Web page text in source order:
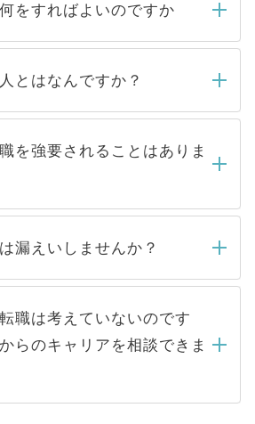
をすればよいのですか
きましたら、弊社担当者がご
確認し、その後メールもしくは
5営業日以内にはご連絡をせて
すので、しばらくお待ちくださ
とはなんですか？
で取り扱っている求人の
、Webサイトからご覧いただ
公開求人」です。非公開求人は
によって、一般には公開してい
避けるため 人気のある医療機
しまうと、応募が殺到する場
関が求める条件に合った人材の
介会社に依頼するケースが増え
を強要されることはありま
強要することは一切ありませ
仮に応募先から内定をいただい
必要はありません。内定先へ
絡はキャリアパートナーが行い
漏えいしませんか？
えいすることはありませんの
ください。当サイトからの登録
したご登録者様の個人情報は、
ャリアアップおよび転職活動の
に使用いたします。お預かりし
の個人データはご本人の許可
職は考えていないのです
らのキャリアを相談できま